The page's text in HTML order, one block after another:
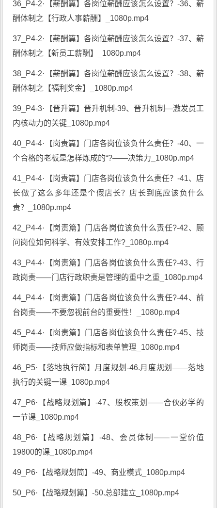
36_P4-2·【薪酬篇】各岗位薪酬应该怎么设置？-36、薪
酬体制之【行政人事薪酬】_1080p.mp4
37_P4-2·【薪酬篇】各岗位薪酬应该怎么设置？-37、薪
酬体制之【新员工薪酬】_1080p.mp4
38_P4-2·【薪酬篇】各岗位薪酬应该怎么设置？-38、薪
酬体制之【福利奖金】_1080p.mp4
39_P4-3·【晋升篇】晋升机制-39、晋升机制—激发员工
内核动力的关键_1080p.mp4
40_P4-4·【岗责篇】门店各岗位该负什么责任？-40、一
个合格的老板是怎样炼成的“?——决策力_1080p.mp4
41_P4-4·【岗责篇】门店各岗位该负什么责任？-41、店
长做了这么多年还是个假店长？店长到底应该负什么
责？_1080p.mp4
42_P4-4·【岗责篇】门店各岗位该负什么责任?-42、顾
问岗位如何科学、有效安排工作?_1080p.mp4
43_P4-4·【岗责篇】门店各岗位该负什么责任?-43、行
政岗责——门店行政职责是管理的重中之重_1080p.mp4
44_P4-4·【岗责篇】门店各岗位该负什么责任?-44、前
台岗责——不要忽视前台的重要性！_1080p.mp4
45_P4-4·【岗责篇】门店各岗位该负什么责任?-45、技
师岗责——技师应做指标和表单管理_1080p.mp4
46_P5·【落地执行简】月度规划-46.月度规划——落地
执行的关键一课_1080p.mp4
47_P6·【战略规划篇】-47、股权策划——合伙必学的
一节课_1080p.mp4
48_P6·【战略规划篇】-48、会员体制——一堂价值
19800的课_1080p.mp4
49_P6·【战略规划筒】-49、商业模式_1080p.mp4
50_P6·【战略规划篇】-50.总部建立_1080p.mp4